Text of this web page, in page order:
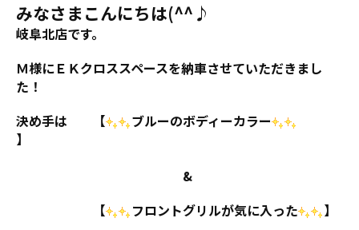
みなさまこんにちは(^^♪
岐阜北店です。
Ｍ様にＥＫクロススペースを納車させていただきまし
た！
決め手は 【
ブルーのボディーカラー
】
&
【
フロントグリルが気に入った
】